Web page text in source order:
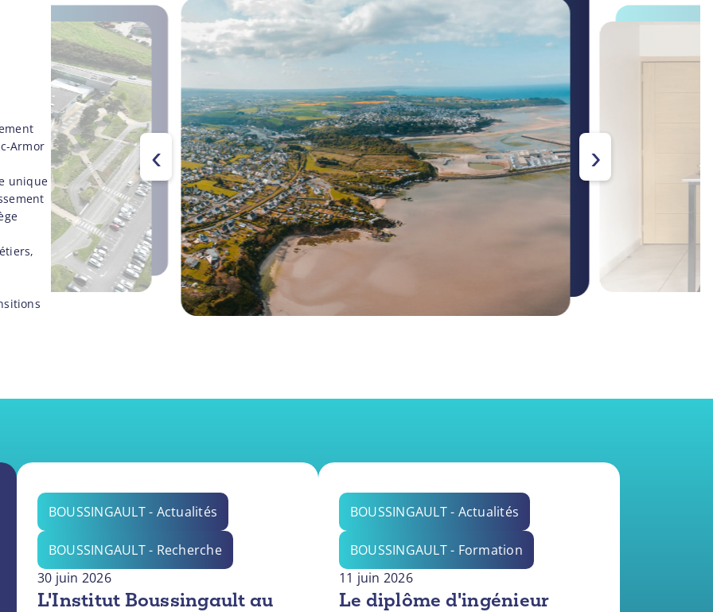
Armor
unique
‹ ›
BOUSSINGAULT - Actualités
BOUSSINGAULT - Recherche
30 juin 2026
L'Institut Boussingault au
BOUSSINGAULT - Actualités
BOUSSINGAULT - Formation
11 juin 2026
Le diplôme d'ingénieur